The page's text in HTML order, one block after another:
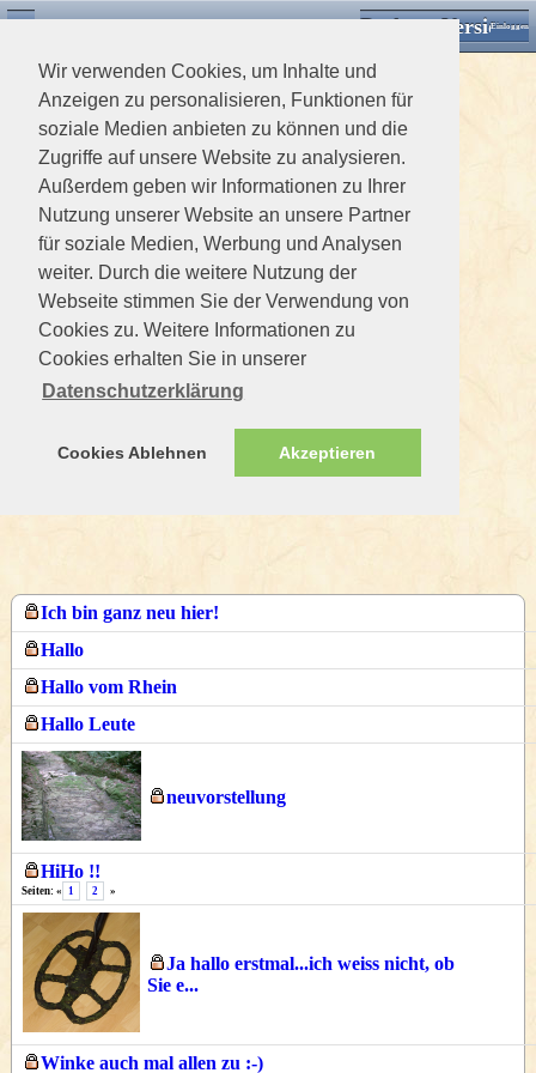
Wir verwenden Cookies, um Inhalte und
Anzeigen zu personalisieren, Funktionen für
soziale Medien anbieten zu können und die
Zugriffe auf unsere Website zu analysieren.
Außerdem geben wir Informationen zu Ihrer
Nutzung unserer Website an unsere Partner
für soziale Medien, Werbung und Analysen
weiter. Durch die weitere Nutzung der
Webseite stimmen Sie der Verwendung von
Cookies zu. Weitere Informationen zu
Cookies erhalten Sie in unserer
Datenschutzerklärung
Cookies Ablehnen Akzeptieren
Desktop VersionEinloggen
Ich bin ganz neu hier!
Hallo
Hallo vom Rhein
Hallo Leute
neuvorstellung
HiHo !!
Seiten: « 1 2 »
Ja hallo erstmal...ich weiss nicht, ob
Sie e...
Winke auch mal allen zu :-)